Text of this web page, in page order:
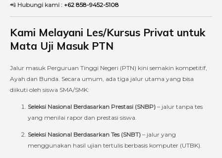
📲 Hubungi kami : +62 858-9452-5108
Kami Melayani Les/Kursus Privat untuk
Mata Uji Masuk PTN
Jalur masuk Perguruan Tinggi Negeri (PTN) kini semakin kompetitif,
Ayah dan Bunda. Secara umum, ada tiga jalur utama yang bisa
diikuti oleh siswa SMA/SMK:
Seleksi Nasional Berdasarkan Prestasi (SNBP) – jalur tanpa tes
yang menilai rapor dan prestasi siswa.
Seleksi Nasional Berdasarkan Tes (SNBT) – jalur yang
menggunakan hasil ujian tertulis berbasis komputer (UTBK).